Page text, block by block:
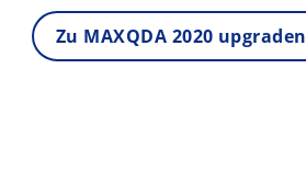
Zu MAXQDA 2020 upgraden